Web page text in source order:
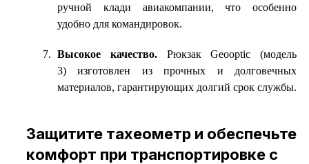
ручной клади авиакомпании, что особенно
удобно для командировок.
Высокое качество. Рюкзак Geooptic (модель
3) изготовлен из прочных и долговечных
материалов, гарантирующих долгий срок службы.
Защитите тахеометр и обеспечьте
комфорт при транспортировке с